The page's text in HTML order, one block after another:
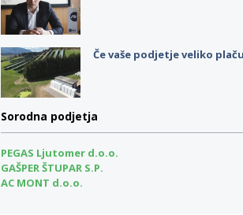
Če vaše podjetje veliko
Sorodna podjetja
PEGAS Ljutomer d.o.o.
GAŠPER ŠTUPAR S.P.
AC MONT d.o.o.